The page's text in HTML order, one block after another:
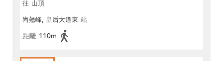
往 山頂
尚翹峰, 皇后大道東 站
距離 110m